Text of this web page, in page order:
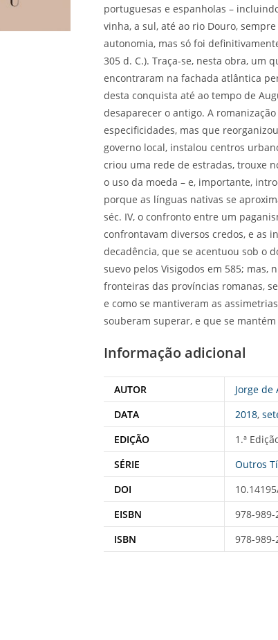
portuguesas e espanholas –
vinha, a sul, até ao rio Douro,
autonomia, mas só foi
305 d. C.). Traça-se, nesta obra, um
encontraram na fachada atlântica
desta conquista até ao tempo de
desaparecer o antigo. A
especificidades, mas que
governo local, instalou centros
criou uma rede de estradas, trouxe
o uso da moeda – e, importante,
porque as línguas nativas se
séc. IV, o confronto entre um
confrontavam diversos credos, e as
decadência, que se acentuou sob o
suevo pelos Visigodos em 585;
fronteiras das províncias romanas,
e como se mantiveram as
souberam superar, e que se
Informação adicional
AUTOR
Jorge de
DATA
2018,
EDIÇÃO
1.ª
SÉRIE
Outros
DOI
EISBN
978-989-
ISBN
978-